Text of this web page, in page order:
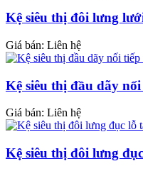
Kệ siêu thị đôi lưng
Giá bán: Liên hệ
Kệ siêu thị đầu dãy
Giá bán: Liên hệ
Kệ siêu thị đôi lưng